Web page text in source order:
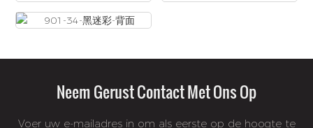
Neem Gerust Contact Met Ons Op
Voer uw e-mailadres in om als eerste op de hoogte te